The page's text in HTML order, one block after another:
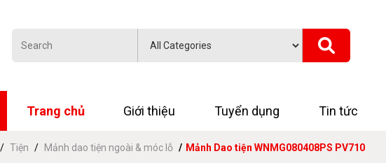
Trang chủ Giới thiệu Tuyển dụng Tin tức
Tiện Mảnh dao tiện ngoài & móc lỗ Mảnh Dao tiện WNMG080408PS PV710